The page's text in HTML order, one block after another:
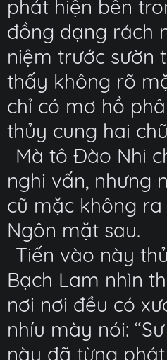
phát hiện bên
đồng dạng rách
niệm trước sườn
thấy không rõ
chỉ có mơ hồ
thủy cung hai
Mà tô Đào Nhi
nghi vấn, nhưng
cũ mặc không
Ngôn mặt sau.
Tiến vào này
Bạch Lam nhìn
nơi nơi đều có
nhíu mày nói:
này đã từng